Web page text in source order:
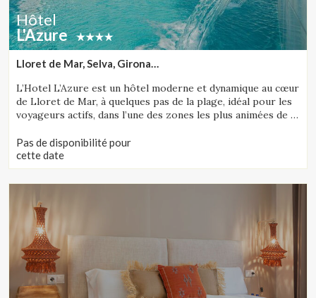
Hôtel
L'Azure
Lloret de Mar, Selva, Girona
L’Hotel L’Azure est un hôtel moderne et dynamique au cœur
de Lloret de Mar, à quelques pas de la plage, idéal pour les
voyageurs actifs, dans l’une des zones les plus animées de la
Pas de disponibilité pour
cette date